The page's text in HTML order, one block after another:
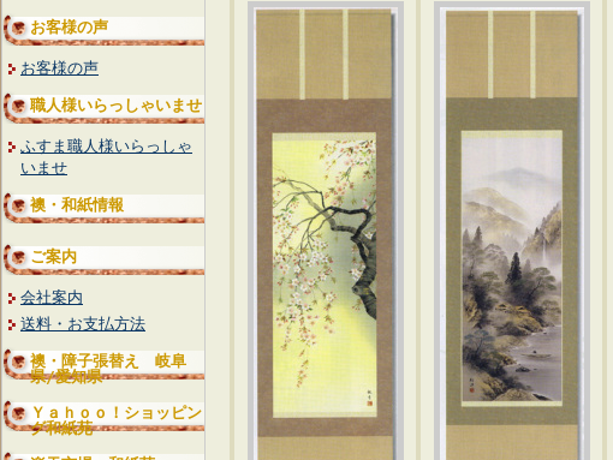
お客様の声
お客様の声
職人様いらっしゃいませ
ふすま職人様いらっしゃ
いませ
襖・和紙情報
ご案内
会社案内
送料・お支払方法
襖・障子張替え 岐阜
県/愛知県
Ｙａｈｏｏ！ショッピン
グ和紙苑